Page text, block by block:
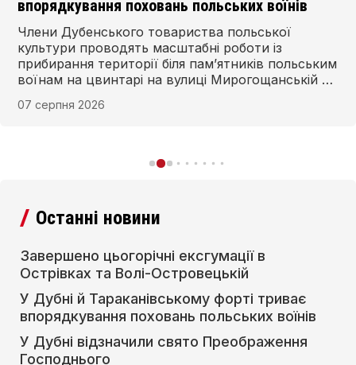
впорядкування поховань польських воїнів
Члени Дубенського товариства польської
культури проводять масштабні роботи із
прибирання території біля пам’ятників польським
воїнам на цвинтарі на вулиці Мирогощанській у
07 серпня 2026
Останні новини
Завершено цьогорічні ексгумації в
Острівках та Волі-Островецькій
У Дубні й Тараканівському форті триває
впорядкування поховань польських воїнів
У Дубні відзначили свято Преображення
Господнього